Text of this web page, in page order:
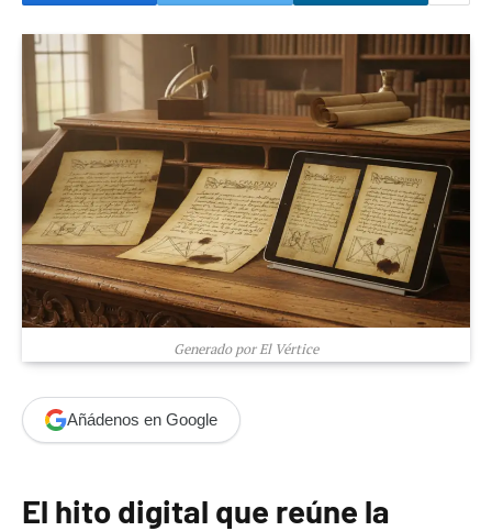
Generado por El Vértice
Añádenos en Google
El hito digital que reúne la